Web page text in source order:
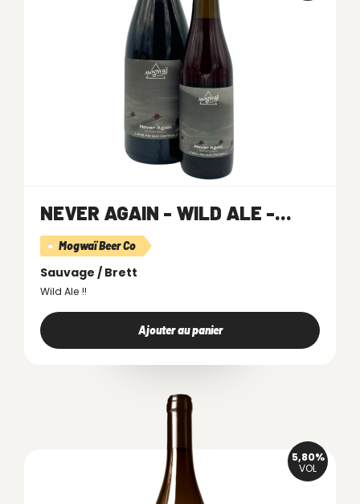
NEVER AGAIN - WILD ALE -...
Mogwaï Beer Co
Sauvage / Brett
Wild Ale !!
Ajouter au panier
5,80%
VOL